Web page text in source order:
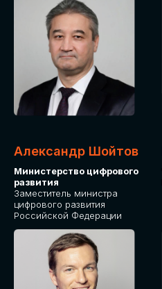
Александр Шойтов
Министерство цифрового
развития
Заместитель министра
цифрового развития
Российской Федерации